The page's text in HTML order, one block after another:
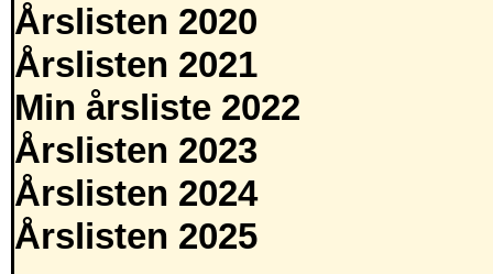
Årslisten 2020
Årslisten 2021
Min årsliste 2022
Årslisten 2023
Årslisten 2024
Årslisten 2025